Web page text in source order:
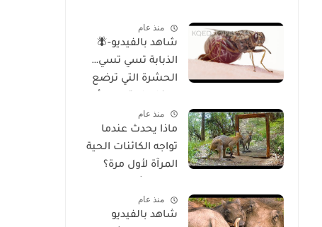
منذ عام
شاهد بالفيديو-🪰
الذبابة تسي تسي…
الحشرة التي ترضع
أخطر الأمراض في
إفريقيا!
منذ عام
ماذا يحدث عندما
تواجه الكائنات الحية
المرآة لأول مرة؟
للسلوك والوعي
الذاتي
منذ عام
شاهد بالفيديو